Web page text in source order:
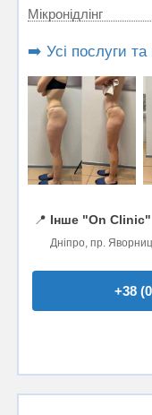
Мікронідлінг
➡️ Усі послуги та
📍 Інше "On Clinic"
Дніпро, пр.
+38